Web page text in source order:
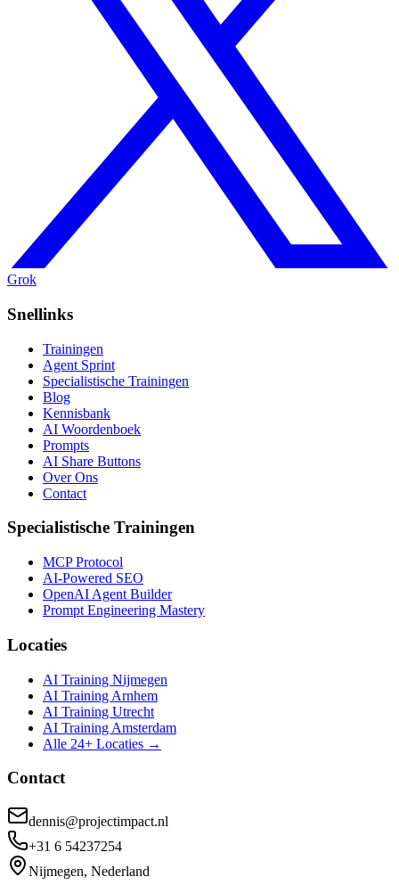
Grok
Snellinks
Trainingen
Agent Sprint
Specialistische Trainingen
Blog
Kennisbank
AI Woordenboek
Prompts
AI Share Buttons
Over Ons
Contact
Specialistische Trainingen
MCP Protocol
AI-Powered SEO
OpenAI Agent Builder
Prompt Engineering Mastery
Locaties
AI Training Nijmegen
AI Training Arnhem
AI Training Utrecht
AI Training Amsterdam
Alle 24+ Locaties →
Contact
dennis@projectimpact.nl
+31 6 54237254
Nijmegen, Nederland